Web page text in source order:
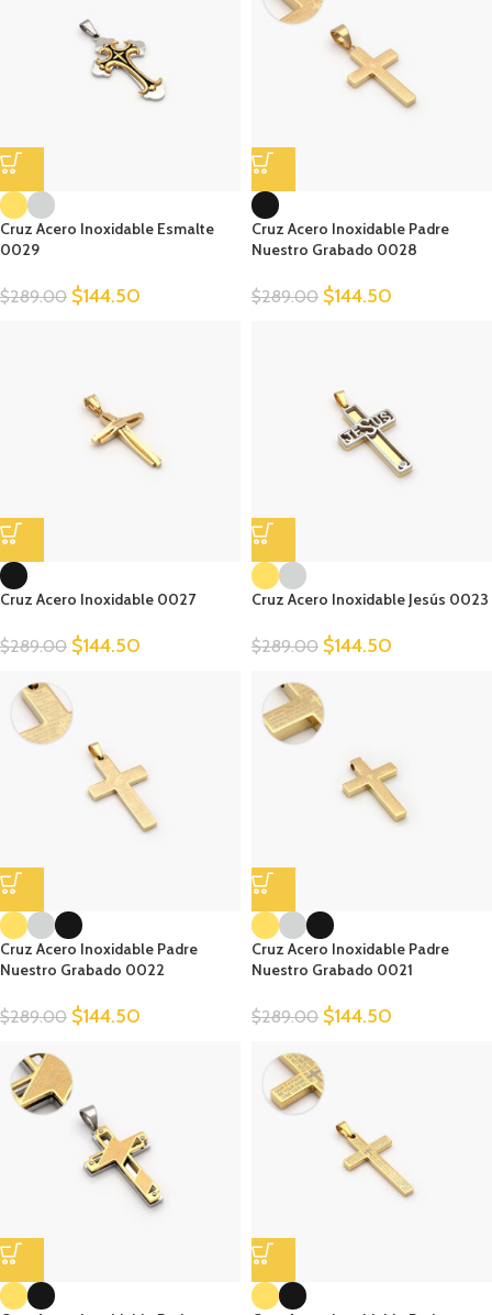
Cruz Acero Inoxidable Esmalte
0029
$289.00 $144.50
Cruz Acero Inoxidable Padre
Nuestro Grabado 0028
$289.00 $144.50
Cruz Acero Inoxidable 0027
$289.00 $144.50
Cruz Acero Inoxidable Jesús 0023
$289.00 $144.50
Cruz Acero Inoxidable Padre
Nuestro Grabado 0022
$289.00 $144.50
Cruz Acero Inoxidable Padre
Nuestro Grabado 0021
$289.00 $144.50